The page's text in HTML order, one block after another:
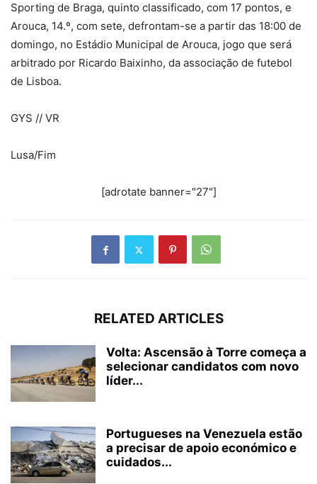
Sporting de Braga, quinto classificado, com 17 pontos, e
Arouca, 14.º, com sete, defrontam-se a partir das 18:00 de
domingo, no Estádio Municipal de Arouca, jogo que será
arbitrado por Ricardo Baixinho, da associação de futebol
de Lisboa.
GYS // VR
Lusa/Fim
[adrotate banner="27"]
RELATED ARTICLES
Volta: Ascensão à Torre começa a
selecionar candidatos com novo
líder...
Portugueses na Venezuela estão
a precisar de apoio económico e
cuidados...